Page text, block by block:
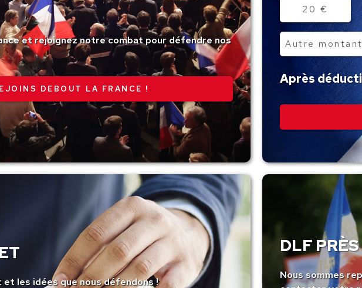
et rejoignez notre combat pour défendre nos
DEBOUT LA FRANCE !
Montant
20 €
Autre
montant
Après
les idées que nous défendons !
DLF
Nous sommes